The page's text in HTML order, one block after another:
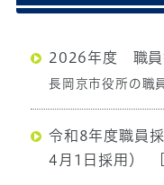
2026年度 職員
長岡京市役所の職
令和8年度職員
4月1日採用）